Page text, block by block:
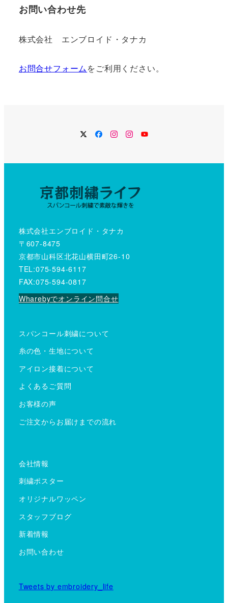
お問い合わせ先
株式会社 エンブロイド・タナカ
お問合せフォーム をご利用ください。
TwitterFacebook
Instagram
Instagram
YouTube
株式会社エンブロイド・タナカ
〒607-8475
京都市山科区北花山横田町26-10
TEL:075-594-6117
FAX:075-594-0817
Wharebyでオンライン問合せ
スパンコール刺繍について
糸の色・生地について
アイロン接着について
よくあるご質問
お客様の声
ご注文からお届けまでの流れ
会社情報
刺繍ポスター
オリジナルワッペン
スタッフブログ
新着情報
お問い合わせ
Tweets by embroidery_life